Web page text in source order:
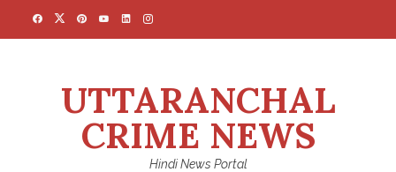
UTTARANCHAL
CRIME NEWS
Hindi News Portal